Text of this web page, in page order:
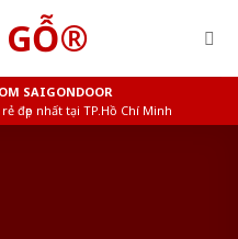
SAIGONDOOR
đẹp nhất tại TP.Hồ Chí Minh